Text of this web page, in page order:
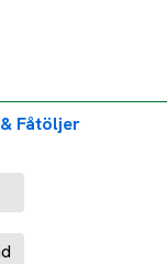
Fåtöljer